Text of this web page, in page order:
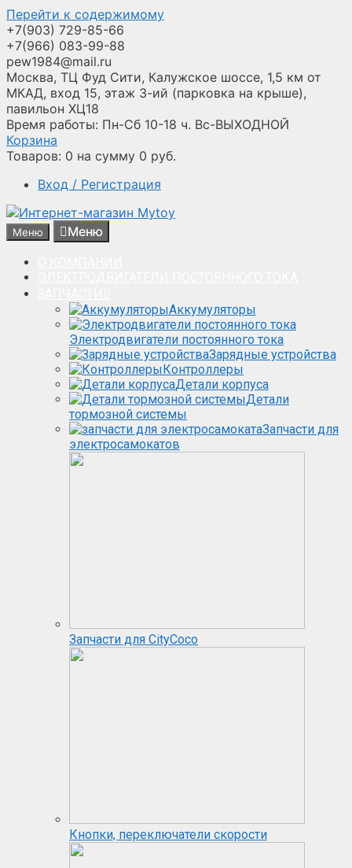
Перейти к содержимому
+7(903) 729-85-66
+7(966) 083-99-88
pew1984@mail.ru
Москва, ТЦ Фуд Сити, Калужское шоссе, 1,5 км от
МКАД, вход 15, этаж 3-ий (парковка на крыше),
павильон ХЦ18
Время работы: Пн-Сб 10-18 ч. Вс-ВЫХОДНОЙ
Корзина
Товаров: 0 на сумму 0 руб.
Вход / Регистрация
Меню Меню
Аккумуляторы
Электродвигатели постоянного тока
Зарядные устройства
Контроллеры
Детали корпуса
Детали
тормозной системы
Запчасти для
электросамокатов
Запчасти для CityCoco
Кнопки, переключатели скорости